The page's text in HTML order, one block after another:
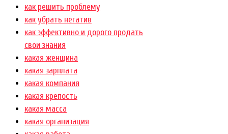
как решить проблему
как убрать негатив
как эффективно и дорого продать
свои знания
какая женщина
какая зарплата
какая компания
какая крепость
какая масса
какая организация